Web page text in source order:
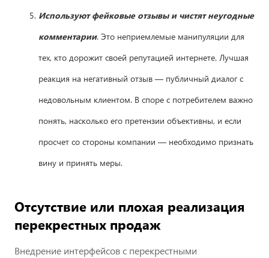
Используют фейковые отзывы и чистят неугодные
комментарии. Это неприемлемые манипуляции для
тех, кто дорожит своей репутацией интернете. Лучшая
реакция на негативный отзыв — публичный диалог с
недовольным клиентом. В споре с потребителем важно
понять, насколько его претензии объективны, и если
просчет со стороны компании — необходимо признать
вину и принять меры.
Отсутствие или плохая реализация
перекрестных продаж
Внедрение интерфейсов с перекрестными